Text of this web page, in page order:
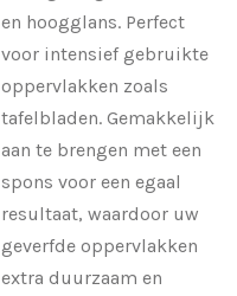
en hoogglans. Perfect
voor intensief gebruikte
oppervlakken zoals
tafelbladen. Gemakkelijk
aan te brengen met een
spons voor een egaal
resultaat, waardoor uw
geverfde oppervlakken
extra duurzaam en